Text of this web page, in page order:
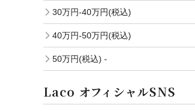
30万円-40万円(税込)
40万円-50万円(税込)
50万円(税込) -
Laco オフィシャルSNS